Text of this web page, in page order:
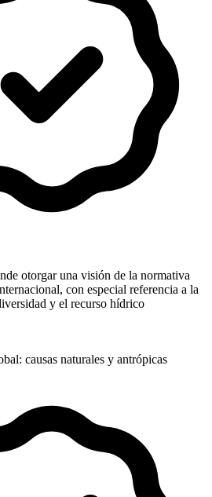
otorgar una visión de la normativa
con especial referencia a la
y el recurso hídrico
causas naturales y antrópicas